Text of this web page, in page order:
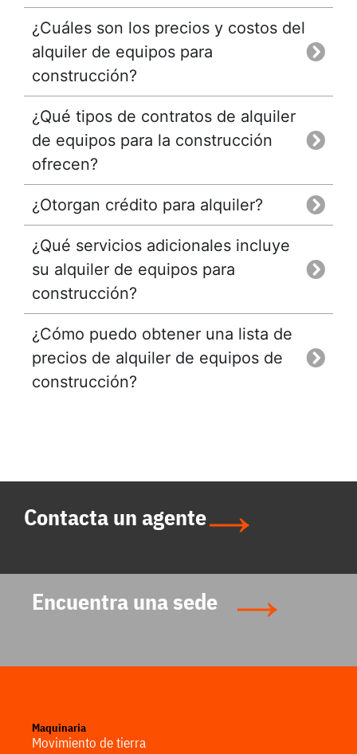
¿Cuáles son los precios y costos del
alquiler de equipos para
construcción?
¿Qué tipos de contratos de alquiler
de equipos para la construcción
ofrecen?
¿Otorgan crédito para alquiler?
¿Qué servicios adicionales incluye
su alquiler de equipos para
construcción?
¿Cómo puedo obtener una lista de
precios de alquiler de equipos de
construcción?
Contacta un agente
Encuentra una sede
Maquinaria
Movimiento de tierra